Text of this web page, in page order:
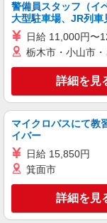
キープ
パート
ライフ東五反田店（
惣
ライフドラッグプラ
警備員スタッフ（イ
大型駐車場、JR列車
日給 11,000円〜
栃木市・小山市
詳細を見
マイクロバスにて教
イバー
日給 15,850円
箕面市
詳細を見